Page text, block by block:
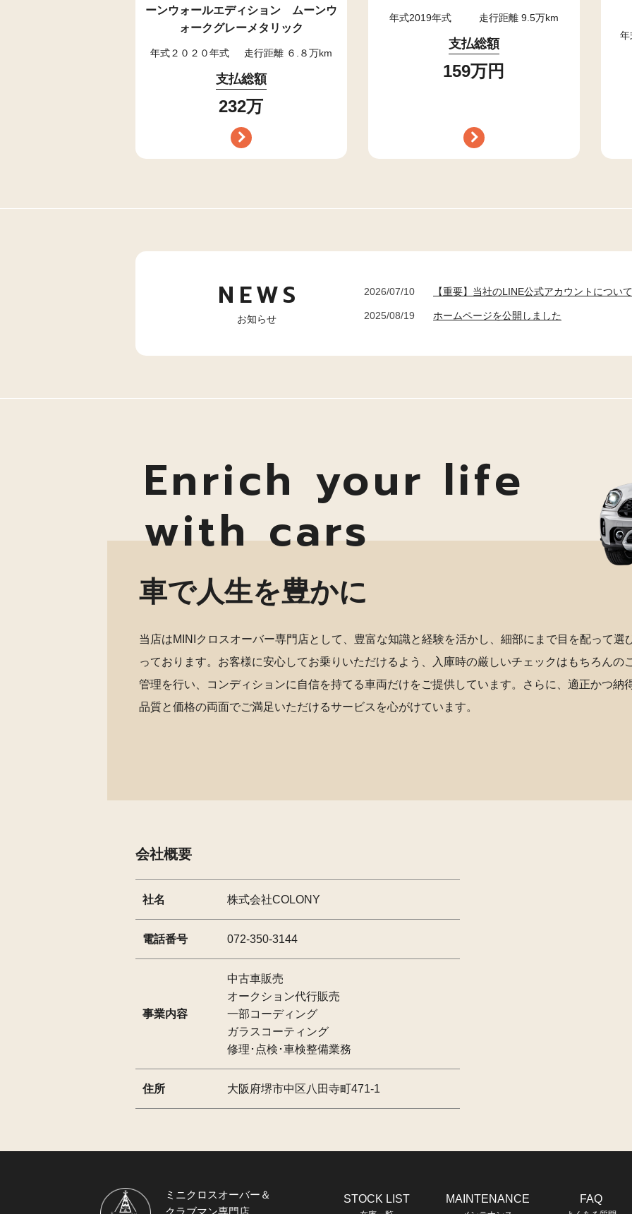
ーンウォールエディション ムーンウ
ォークグレーメタリック
年式２０２０年式 走行距離 ６.８万km
支払総額
232万
年式2019年式 走行距離 9.5万km
支払総額
159万円
年
NEWS
お知らせ
2026/07/10 【重要】当社のLINE公式アカウントについて
2025/08/19 ホームページを公開しました
Enrich your life
with cars
車で人生を豊かに
当店はMINIクロスオーバー専門店として、豊富な知識と経験を活かし、細部にまで目を配って選
っております。お客様に安心してお乗りいただけるよう、入庫時の厳しいチェックはもちろんの
管理を行い、コンディションに自信を持てる車両だけをご提供しています。さらに、適正かつ納
品質と価格の両面でご満足いただけるサービスを心がけています。
会社概要
社名 株式会社COLONY
電話番号 072-350-3144
事業内容
中古車販売
オークション代行販売
一部コーディング
ガラスコーティング
修理･点検･車検整備業務
住所 大阪府堺市中区八田寺町471-1
ミニクロスオーバー＆
STOCK LIST MAINTENANCE FAQ